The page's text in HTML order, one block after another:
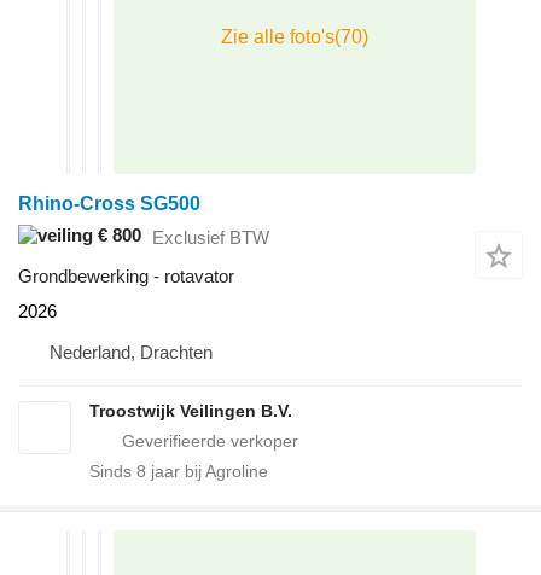
Rhino-Cross SG500
€ 800 Exclusief BTW
Grondbewerking - rotavator
2026
Nederland, Drachten
Troostwijk Veilingen B.V.
Sinds 8 jaar bij Agroline